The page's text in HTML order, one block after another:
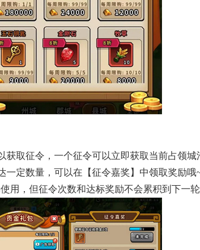
获取征令，一个征令可以立即获取当前占领城
一定数量，可以在【征令嘉奖】中领取奖励哦
用，但征令次数和达标奖励不会累积到下一轮